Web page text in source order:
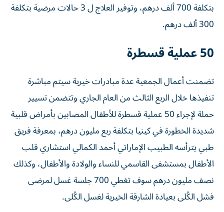
بتكلفة 700 ألف درهم، وتوفير العلاج ل 3 حالات مرضية بتكلفة
300 ألف درهم.
50 عملية قسطرة
تضمنت أعمال الجمعية عدة مبادرات خيرية سيتم مباشرة
تنفيذها خلال الربع الثالث من العام الجاري وتتضمن تسيير
حملة لإجراء 50 عملية قسطرة للأطفال المصابين بأمراض قلبية
شديدة الخطورة في كينيا بتكلفة ربع مليون درهم، بمعرفة فريق
طبي يترأسه الطبيب الإماراتي أحمد الكمالي استشاري قلب
الأطفال بمستشفى القاسمي للنساء والولادة والأطفال، وكذلك
نصف مليون درهم سوف تغطي 700 جلسة غسل لمرضى
فشل الكُلى بعيادة الشارقة الخيرية لغسل الكُلى.